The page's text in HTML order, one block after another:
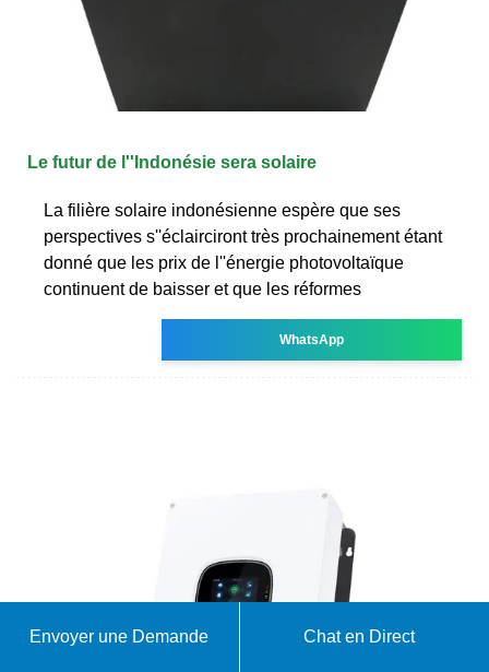
Le futur de l''Indonésie sera solaire
La filière solaire indonésienne espère que ses
perspectives s''éclairciront très prochainement étant
donné que les prix de l''énergie photovoltaïque
continuent de baisser et que les réformes
WhatsApp
Envoyer une Demande Chat en Direct